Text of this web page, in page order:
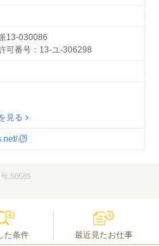
13-030086
可番号：13-ユ-306298
見る
.50585
た条件 最近見たお仕事